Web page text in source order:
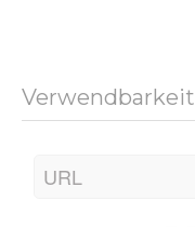
Verwendbarkeit
URL